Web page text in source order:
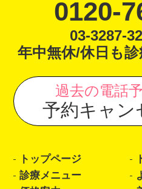
0120-
03-3287-
年中無休/休日も
過去の電話
予約キャン
トップページ
診療メニュー